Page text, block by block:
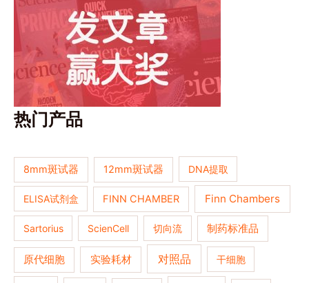
热门产品
8mm斑试器 12mm斑试器 DNA提取
ELISA试剂盒 FINN CHAMBER Finn Chambers
Sartorius ScienCell 切向流 制药标准品
原代细胞 实验耗材 对照品 干细胞